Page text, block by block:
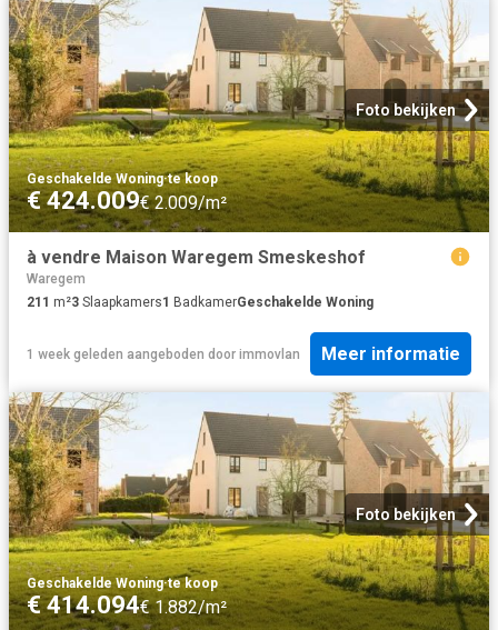
Foto bekijken
Geschakelde Woning·te koop
€ 424.009€ 2.009/m²
à vendre Maison Waregem Smeskeshof
Waregem
211 m²3 Slaapkamers1 BadkamerGeschakelde Woning
1 week geleden aangeboden door immovlan Meer informatie
Foto bekijken
Geschakelde Woning·te koop
€ 414.094€ 1.882/m²